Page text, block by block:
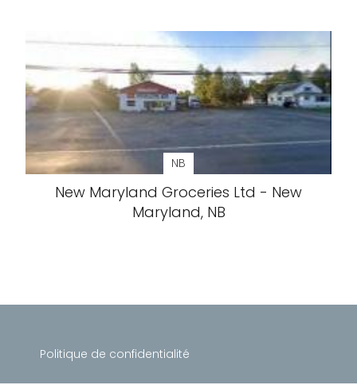
NB
New Maryland Groceries Ltd - New
Maryland, NB
Politique de confidentialité